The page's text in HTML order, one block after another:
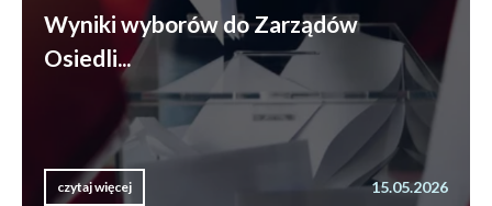
Wyniki wyborów do Zarządów
Osiedli...
czytaj więcej 15.05.2026